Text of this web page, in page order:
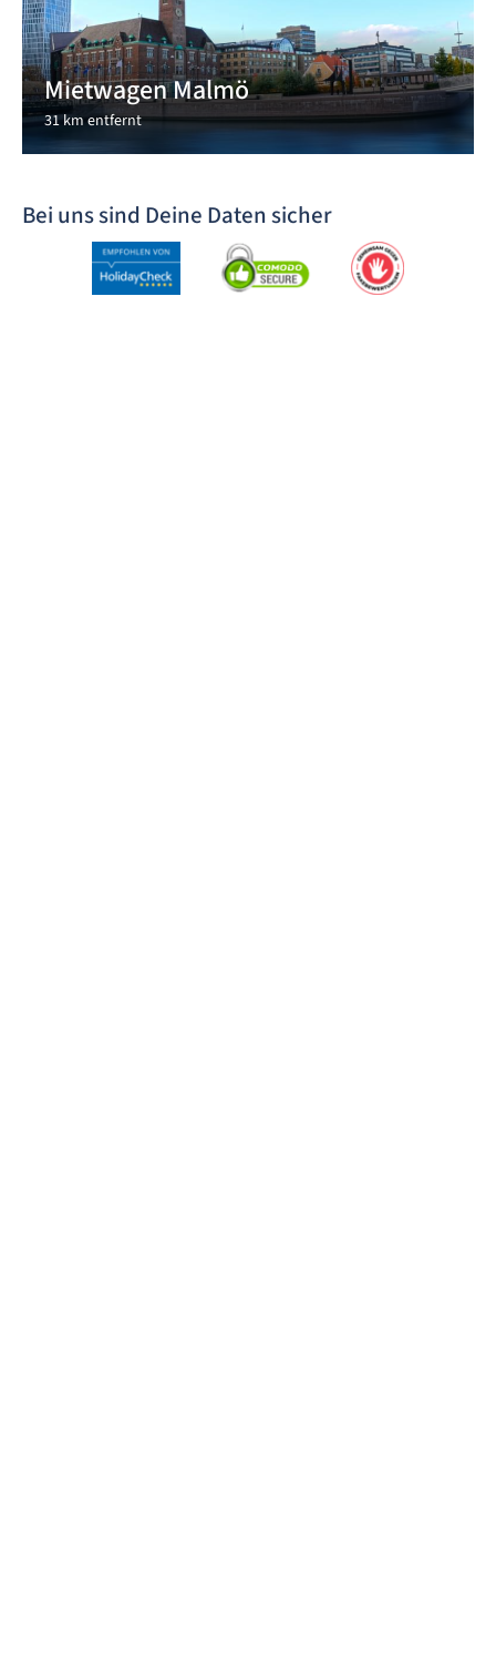
Mietwagen Malmö
31 km entfernt
Bei uns sind Deine Daten sicher